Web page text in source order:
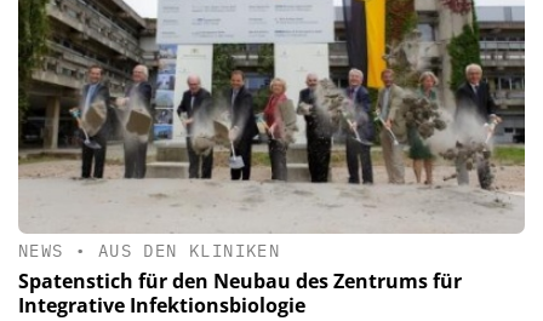
NEWS • AUS DEN KLINIKEN
Spatenstich für den Neubau des Zentrums für
Integrative Infektionsbiologie